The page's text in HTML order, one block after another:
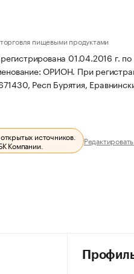
пищевыми продуктами
01.04.2016 г. по
ОРИОН. При
Респ Бурятия,
источников.
Компании.